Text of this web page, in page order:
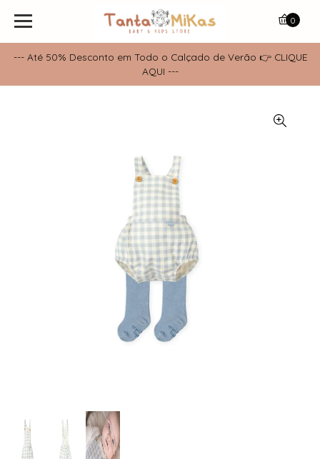
--- Até 50% Desconto em Todo o Calçado de Verão 👉 CLIQUE
AQUI ---
0